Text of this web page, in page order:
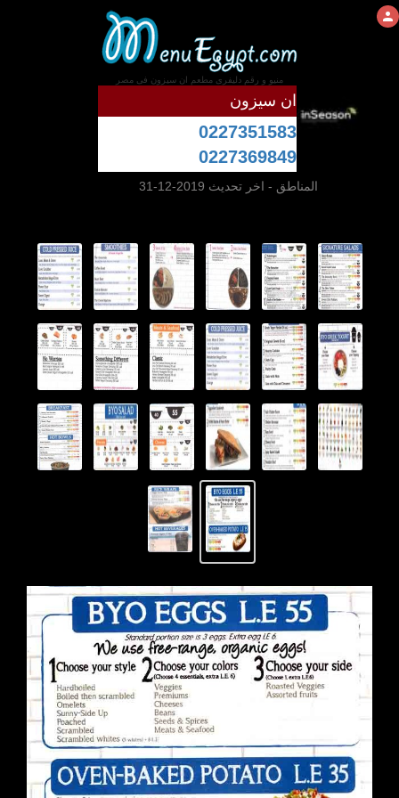
منيو و رقم دليفرى مطعم ان سيزون فى مصر
ان سيزون
0227351583
0227369849
المناطق - اخر تحديث 2019-12-31